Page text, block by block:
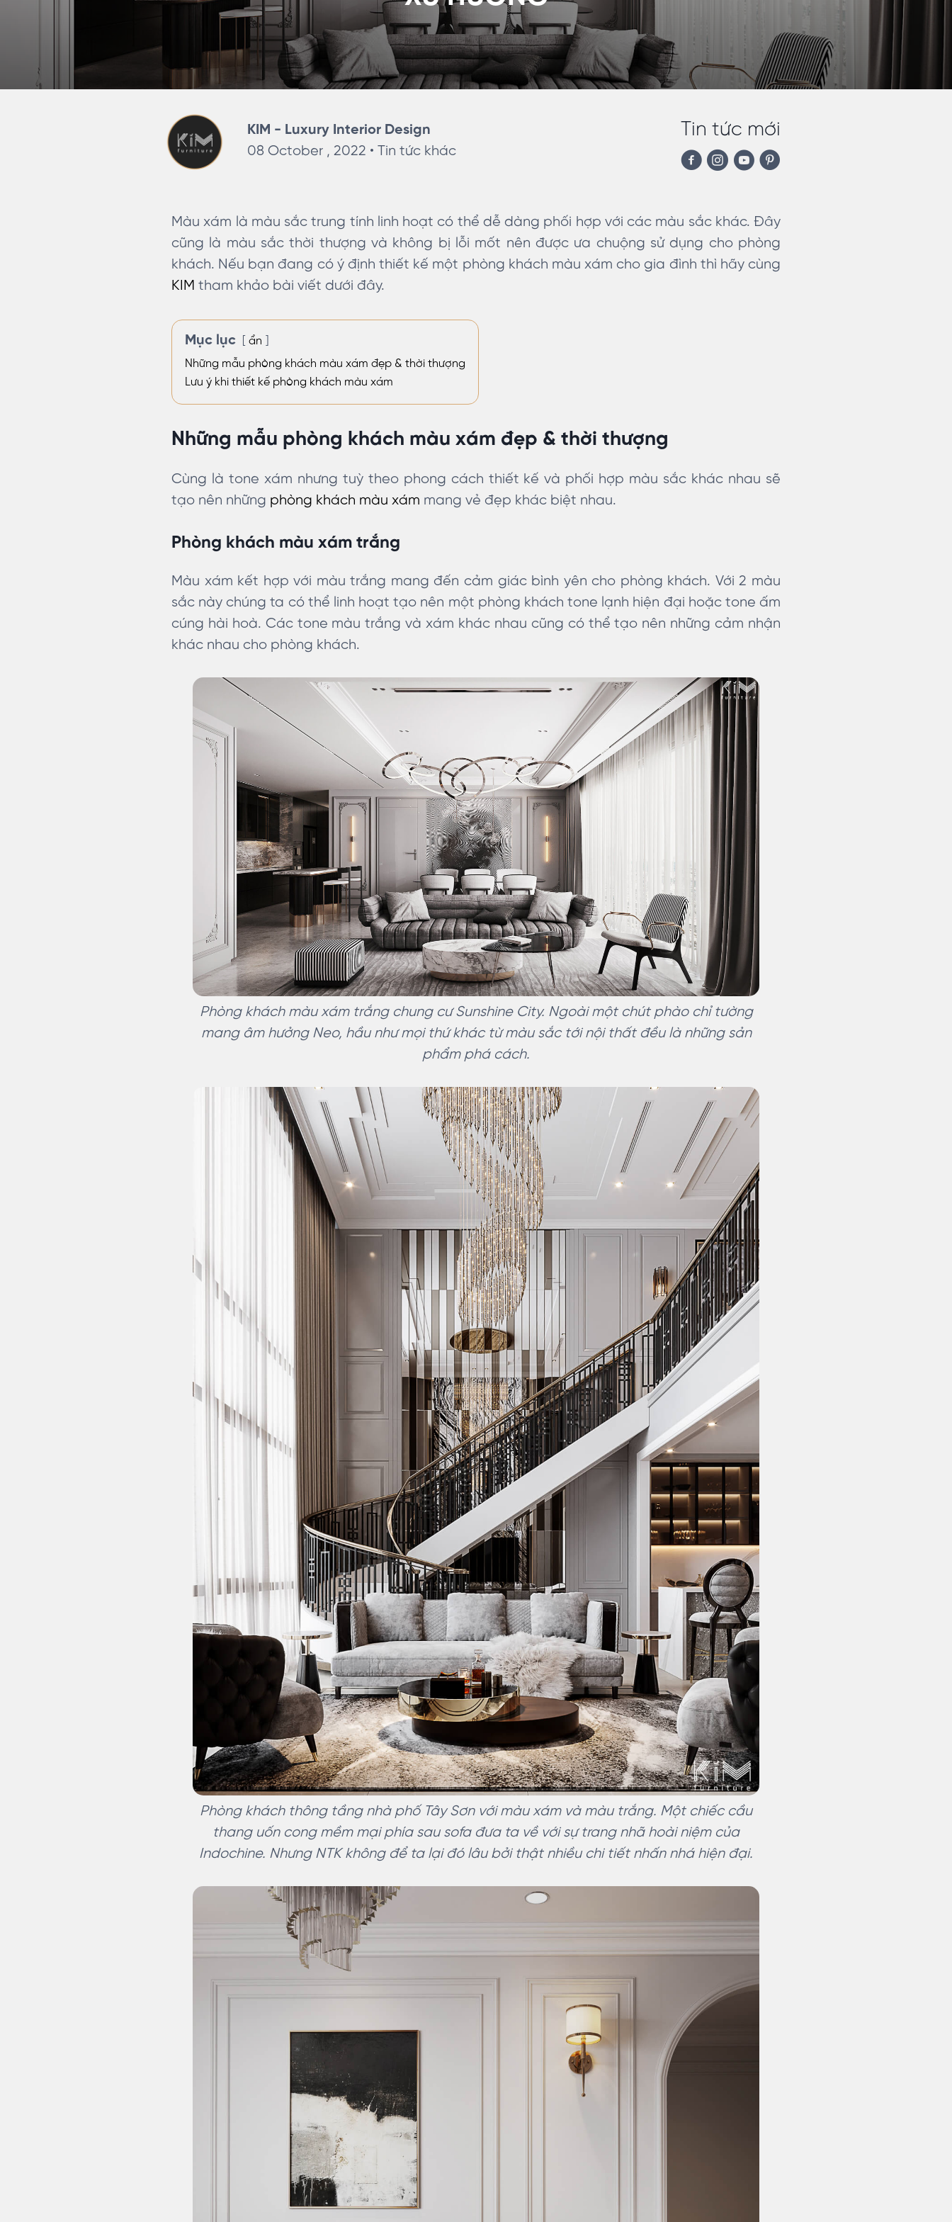
KIM - Luxury Interior Design
08 October , 2022 •Tin tức khác
Tin tức mới
Màu xám là màu sắc trung tính linh hoạt có thể dễ dàng phối hợp với các màu sắc khác. Đây
cũng là màu sắc thời thượng và không bị lỗi mốt nên được ưa chuộng sử dụng cho phòng
khách. Nếu bạn đang có ý định thiết kế một phòng khách màu xám cho gia đình thì hãy cùng
KIM tham khảo bài viết dưới đây.
Mục lục
ẩn
Những mẫu phòng khách màu xám đẹp & thời thượng
Lưu ý khi thiết kế phòng khách màu xám
Những mẫu phòng khách màu xám đẹp & thời thượng
Cùng là tone xám nhưng tuỳ theo phong cách thiết kế và phối hợp màu sắc khác nhau sẽ
tạo nên những phòng khách màu xám mang vẻ đẹp khác biệt nhau.
Phòng khách màu xám trắng
Màu xám kết hợp với màu trắng mang đến cảm giác bình yên cho phòng khách. Với 2 màu
sắc này chúng ta có thể linh hoạt tạo nên một phòng khách tone lạnh hiện đại hoặc tone ấm
cúng hài hoà. Các tone màu trắng và xám khác nhau cũng có thể tạo nên những cảm nhận
khác nhau cho phòng khách.
Phòng khách màu xám trắng chung cư Sunshine City. Ngoài một chút phào chỉ tường
mang âm hưởng Neo, hầu như mọi thứ khác từ màu sắc tới nội thất đều là những sản
phẩm phá cách.
Phòng khách thông tầng nhà phố Tây Sơn với màu xám và màu trắng. Một chiếc cầu
thang uốn cong mềm mại phía sau sofa đưa ta về với sự trang nhã hoài niệm của
Indochine. Nhưng NTK không để ta lại đó lâu bởi thật nhiều chi tiết nhấn nhá hiện đại.